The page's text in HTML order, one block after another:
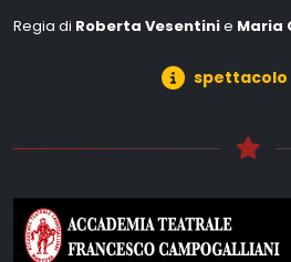
Regia di Roberta Vesentinie Maria
spettacolo